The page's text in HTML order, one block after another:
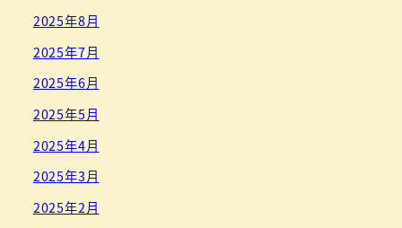
2025年8月
2025年7月
2025年6月
2025年5月
2025年4月
2025年3月
2025年2月